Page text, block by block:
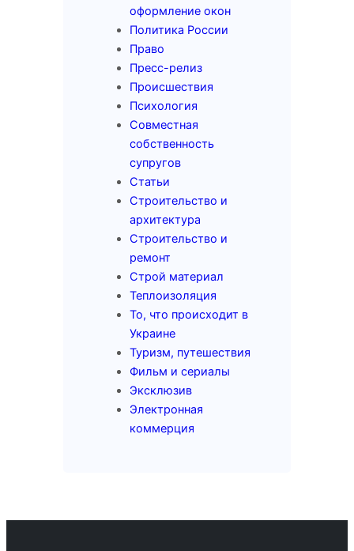
оформление окон
Политика России
Право
Пресс-релиз
Происшествия
Психология
Совместная
собственность
супругов
Статьи
Строительство и
архитектура
Строительство и
ремонт
Строй материал
Теплоизоляция
То, что происходит в
Украине
Туризм, путешествия
Фильм и сериалы
Эксклюзив
Электронная
коммерция